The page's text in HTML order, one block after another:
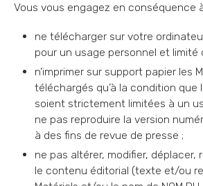
Vous vous engagez en conséquence
ne télécharger sur votre
pour un usage personnel et limité
n’imprimer sur support papier les
téléchargés qu’à la condition que
soient strictement limitées à un
ne pas reproduire la version
à des fins de revue de presse ;
ne pas altérer, modifier, déplacer,
le contenu éditorial (texte et/ou